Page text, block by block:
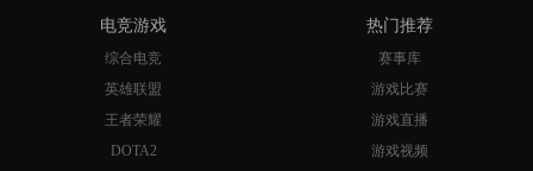
电竞游戏
综合电竞
英雄联盟
王者荣耀
DOTA2
热门推荐
赛事库
游戏比赛
游戏直播
游戏视频